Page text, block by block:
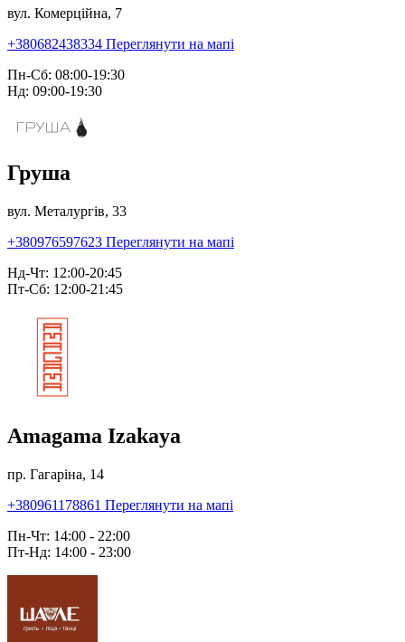
вул. Комерційна, 7
+380682438334 Переглянути на мапі
Пн-Сб: 08:00-19:30
Нд: 09:00-19:30
Груша
вул. Металургів, 33
+380976597623 Переглянути на мапі
Нд-Чт: 12:00-20:45
Пт-Сб: 12:00-21:45
Amagama Izakaya
пр. Гагаріна, 14
+380961178861 Переглянути на мапі
Пн-Чт: 14:00 - 22:00
Пт-Нд: 14:00 - 23:00